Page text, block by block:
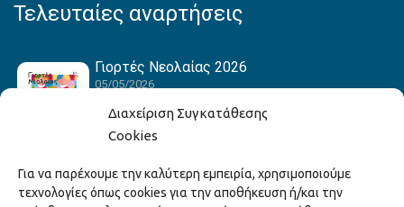
Διαχείριση Συγκατάθεσης
Cookies
Για να παρέχουμε την καλύτερη εμπειρία, χρησιμοποιούμε
τεχνολογίες όπως cookies για την αποθήκευση ή/και την
Τελευταίες αναρτήσεις
Γιορτές Νεολαίας 2026
05/05/2026
Hack the Match: Γνωρίζοντας τα Αμερικανικά
Αθλήματα! Δημιουργώντας το Δικό σου